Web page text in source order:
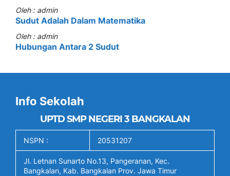
Oleh : admin
Sudut Adalah Dalam Matematika
Oleh : admin
Hubungan Antara 2 Sudut
Info Sekolah
UPTD SMP NEGERI 3 BANGKALAN
NSPN : 20531207
Jl. Letnan Sunarto No.13, Pangeranan, Kec.
Bangkalan, Kab. Bangkalan Prov. Jawa Timur